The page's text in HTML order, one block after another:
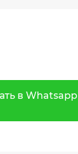
в Whatsapp